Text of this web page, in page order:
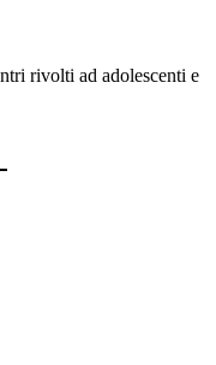
rivolti ad adolescenti e